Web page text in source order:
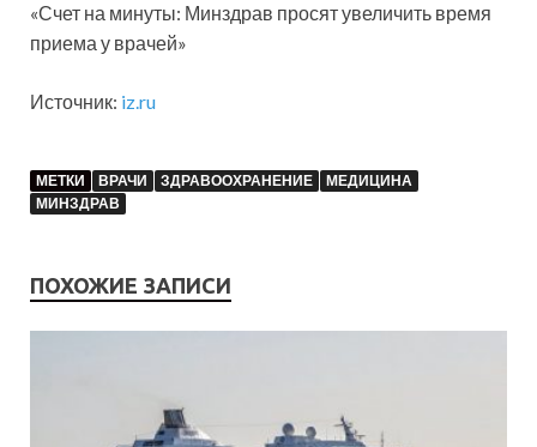
«Счет на минуты: Минздрав просят увеличить время
приема у врачей»
Источник: iz.ru
МЕТКИ ВРАЧИ ЗДРАВООХРАНЕНИЕ
МЕДИЦИНА
МИНЗДРАВ
ПОХОЖИЕ ЗАПИСИ